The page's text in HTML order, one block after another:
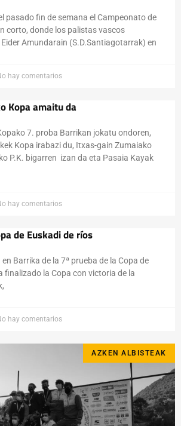
pasado fin de semana el Campeonato de
corto, donde los palistas vascos
Amundarain (S.D.Santiagotarrak) en
hay comentarios
Kopa amaitu da
7. proba Barrikan jokatu ondoren,
Kopa irabazi du, Itxas-gain Zumaiako
P.K. bigarren izan da eta Pasaia Kayak
hay comentarios
de Euskadi de ríos
Barrika de la 7ª prueba de la Copa de
finalizado la Copa con victoria de la
hay comentarios
AZKEN ALBISTEAK